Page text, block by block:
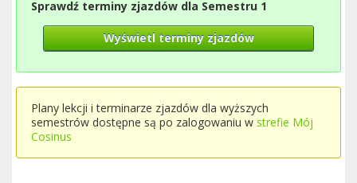
Sprawdź terminy zjazdów dla Semestru 1
Wyświetl terminy zjazdów
Plany lekcji i terminarze zjazdów dla wyższych
semestrów dostępne są po zalogowaniu w strefie Mój
Cosinus